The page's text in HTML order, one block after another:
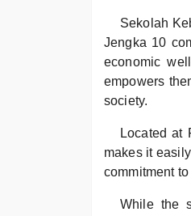
Sekolah
Jengka 10
economic
empowers
society.
Located at
makes it
commitment
While the